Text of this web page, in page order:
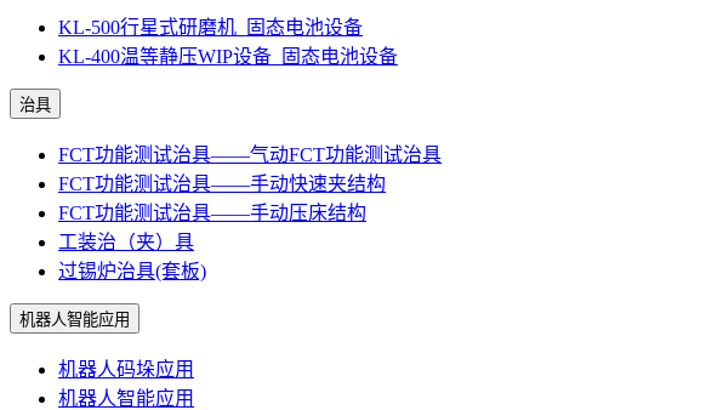
KL-500行星式研磨机_固态电池设备
KL-400温等静压WIP设备_固态电池设备
治具
FCT功能测试治具——气动FCT功能测试治具
FCT功能测试治具——手动快速夹结构
FCT功能测试治具——手动压床结构
工装治（夹）具
过锡炉治具(套板)
机器人智能应用
机器人码垛应用
机器人智能应用